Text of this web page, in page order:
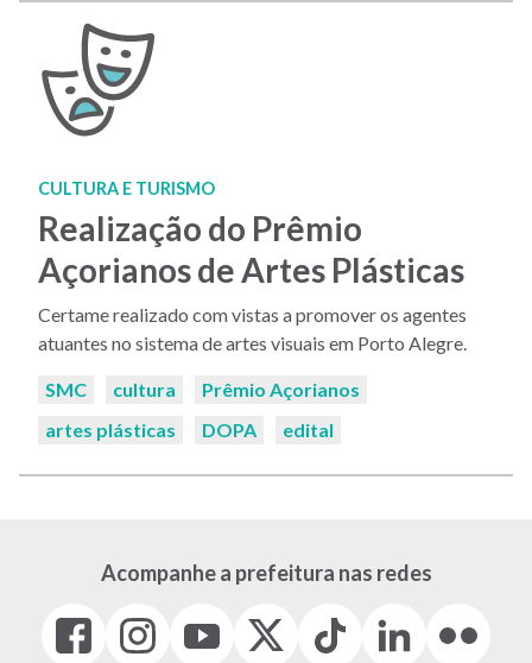
CULTURA E TURISMO
Realização do Prêmio
Açorianos de Artes Plásticas
Certame realizado com vistas a promover os agentes
atuantes no sistema de artes visuais em Porto Alegre.
Palavras-
SMC cultura
Prêmio Açorianos
artes plásticas
DOPA edital
Acompanhe a prefeitura nas redes
Facebook
(link
Instagram
(link
(link
(Antigo
Tiktok
(link
LinkedIn
(link
(link